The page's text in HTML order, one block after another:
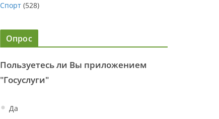
Спорт (528)
Опрос
Пользуетесь ли Вы приложением
"Госуслуги"
Да